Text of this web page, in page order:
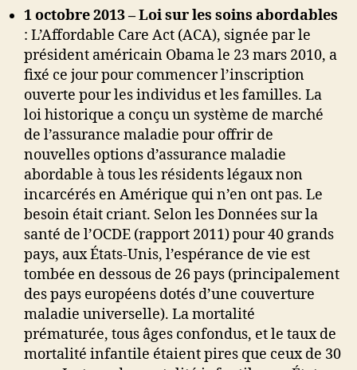
1 octobre 2013– Loi sur les soins abordables
: L’Affordable Care Act (ACA), signée par le
président américain Obama le 23 mars 2010, a
fixé ce jour pour commencer l’inscription
ouverte pour les individus et les familles. La
loi historique a conçu un système de marché
de l’assurance maladie pour offrir de
nouvelles options d’assurance maladie
abordable à tous les résidents légaux non
incarcérés en Amérique qui n’en ont pas. Le
besoin était criant. Selon les Données sur la
santé de l’OCDE (rapport 2011) pour 40 grands
pays, aux États-Unis, l’espérance de vie est
tombée en dessous de 26 pays (principalement
des pays européens dotés d’une couverture
maladie universelle). La mortalité
prématurée, tous âges confondus, et le taux de
mortalité infantile étaient pires que ceux de 30